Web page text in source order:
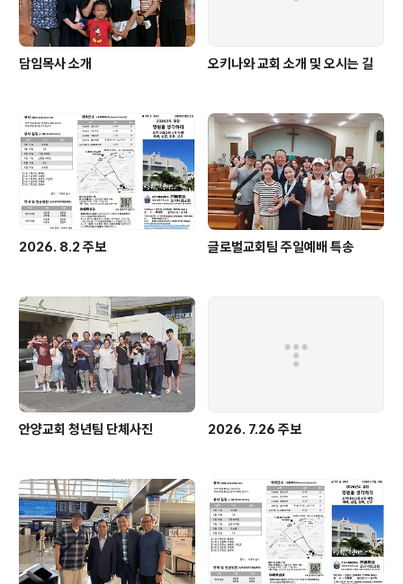
담임목사 소개 오키나와 교회 소개 및 오시는 길
2026. 8.2 주보 글로벌교회팀 주일예배 특송
안양교회 청년팀 단체사진 2026. 7.26 주보